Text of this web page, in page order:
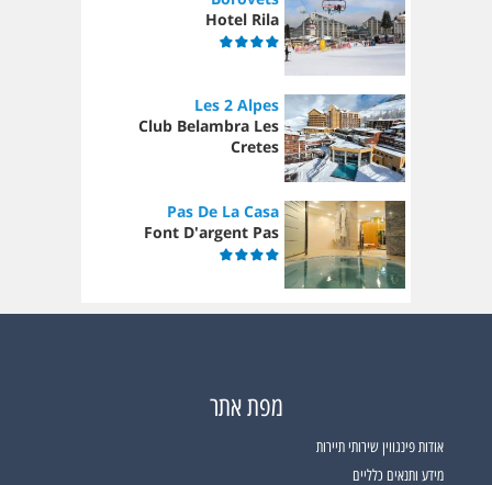
Hotel Rila
Les 2 Alpes
Club Belambra Les
Cretes
Pas De La Casa
Font D'argent Pas
מפת אתר
אודות פינגווין שירותי תיירות
מידע ותנאים כלליים